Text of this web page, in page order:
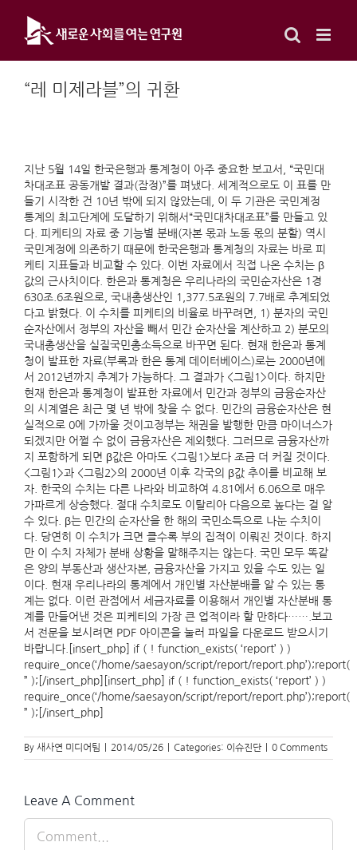
content
“레 미제라블”의 귀환
지난 5월 14일 한국은행과 통계청이 아주 중요한 보고서, “국민대
차대조표 공동개발 결과(잠정)”를 펴냈다. 세계적으로도 이 표를 만
들기 시작한 건 10년 밖에 되지 않았는데, 이 두 기관은 국민계정
통계의 최고단계에 도달하기 위해서“국민대차대조표”를 만들고 있
다. 피케티의 자료 중 기능별 분배(자본 몫과 노동 몫의 분할) 역시
국민계정에 의존하기 때문에 한국은행과 통계청의 자료는 바로 피
케티 지표들과 비교할 수 있다. 이번 자료에서 직접 나온 수치는 β
값의 근사치이다. 한은과 통계청은 우리나라의 국민순자산은 1경
630조.6조원으로, 국내총생산인 1,377.5조원의 7.7배로 추계되었
다고 밝혔다. 이 수치를 피케티의 비율로 바꾸려면, 1) 분자의 국민
순자산에서 정부의 자산을 빼서 민간 순자산을 계산하고 2) 분모의
국내총생산을 실질국민총소득으로 바꾸면 된다. 현재 한은과 통계
청이 발표한 자료(부록과 한은 통계 데이터베이스)로는 2000년에
서 2012년까지 추계가 가능하다. 그 결과가 <그림1>이다. 하지만
현재 한은과 통계청이 발표한 자료에서 민간과 정부의 금융순자산
의 시계열은 최근 몇 년 밖에 찾을 수 없다. 민간의 금융순자산은 현
실적으로 0에 가까울 것이고정부는 채권을 발행한 만큼 마이너스가
되겠지만 어쩔 수 없이 금융자산은 제외했다. 그러므로 금융자산까
지 포함하게 되면 β값은 아마도 <그림1>보다 조금 더 커질 것이다.
<그림1>과 <그림2>의 2000년 이후 각국의 β값 추이를 비교해 보
자. 한국의 수치는 다른 나라와 비교하여 4.81에서 6.06으로 매우
가파르게 상승했다. 절대 수치로도 이탈리아 다음으로 높다는 걸 알
수 있다. β는 민간의 순자산을 한 해의 국민소득으로 나눈 수치이
다. 당연히 이 수치가 크면 클수록 부의 집적이 이뤄진 것이다. 하지
만 이 수치 자체가 분배 상황을 말해주지는 않는다. 국민 모두 똑같
은 양의 부동산과 생산자본, 금융자산을 가지고 있을 수도 있는 일
이다. 현재 우리나라의 통계에서 개인별 자산분배를 알 수 있는 통
계는 없다. 이런 관점에서 세금자료를 이용해서 개인별 자산분배 통
계를 만들어낸 것은 피케티의 가장 큰 업적이라 할 만하다…….보고
서 전문을 보시려면 PDF 아이콘을 눌러 파일을 다운로드 받으시기
바랍니다.[insert_php] if ( ! function_exists( ‘report’ ) )
require_once(‘/home/saesayon/script/report/report.php’);report(
” );[/insert_php][insert_php] if ( ! function_exists( ‘report’ ) )
require_once(‘/home/saesayon/script/report/report.php’);report(
” );[/insert_php]
By 새사연 미디어팀 2014/05/26 Categories: 이슈진단 0 Comments
Leave A Comment